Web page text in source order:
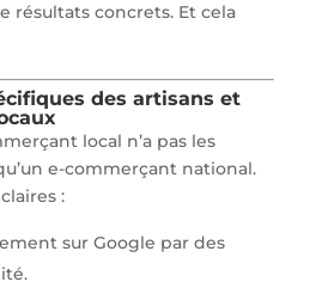
résultats concrets. Et cela
des artisans et
local n’a pas les
e-commerçant national.
:
sur Google par des